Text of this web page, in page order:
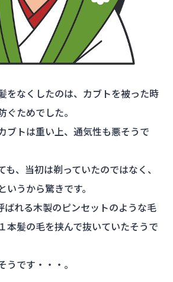
をなくしたのは、カブトを被った時
ぐためでした。
ブトは重い上、通気性も悪そうで
も、当初は剃っていたのではなく、
うから驚きです。
れる木製のピンセットのような毛
本髪の毛を挟んで抜いていたそうで
です・・・。